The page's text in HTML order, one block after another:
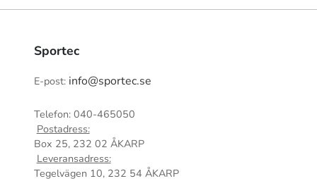
Sportec
E-post: info@sportec.se
Telefon: 040-465050
Postadress:
Box 25, 232 02 ÅKARP
Leveransadress:
Tegelvägen 10, 232 54 ÅKARP